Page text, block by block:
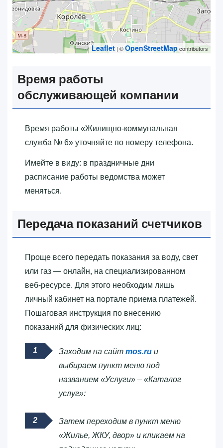
Leaflet | ©OpenStreetMapcontributors
Время работы
обслуживающей компании
Время работы «‎Жилищно-коммунальная
служба № 6»‎ уточняйте по номеру телефона.
Имейте в виду: в праздничные дни
расписание работы ведомства может
меняться.
Передача показаний счетчиков
Проще всего передать показания за воду, свет
или газ — онлайн, на специализированном
веб-ресурсе. Для этого необходим лишь
личный кабинет на портале приема платежей.
Пошаговая инструкция по внесению
показаний для физических лиц:
Заходим на сайт mos.ru и
выбираем пункт меню под
названием «Услуги» – «Каталог
услуг»:
Затем переходим в пункт меню
«Жилье, ЖКУ, двор» и кликаем на